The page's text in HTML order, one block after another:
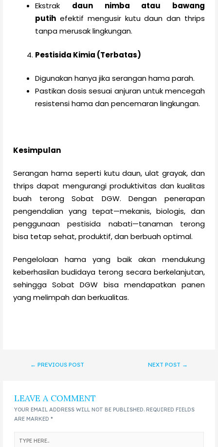
Ekstrak daun nimba atau bawang
putihefektif mengusir kutu daun dan thrips
tanpa merusak lingkungan.
Pestisida Kimia (Terbatas)
Digunakan hanya jika serangan hama parah.
Pastikan dosis sesuai anjuran untuk mencegah
resistensi hama dan pencemaran lingkungan.
Kesimpulan
Serangan hama seperti kutu daun, ulat grayak, dan
thrips dapat mengurangi produktivitas dan kualitas
buah terong Sobat DGW. Dengan penerapan
pengendalian yang tepat—mekanis, biologis, dan
penggunaan pestisida nabati—tanaman terong
bisa tetap sehat, produktif, dan berbuah optimal.
Pengelolaan hama yang baik akan mendukung
keberhasilan budidaya terong secara berkelanjutan,
sehingga Sobat DGW bisa mendapatkan panen
yang melimpah dan berkualitas.
← PREVIOUS POST NEXT POST →
LEAVE A COMMENT
YOUR EMAIL ADDRESS WILL NOT BE PUBLISHED. REQUIRED FIELDS
ARE MARKED*